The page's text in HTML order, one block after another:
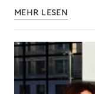
MEHR LESEN